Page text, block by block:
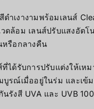
ดำเงางามพร้อมเลนส์
ดล้อม เลนส์ปรับแสงอัตโ
หรือกลางคืน
ที่ได้รับการปรับแต่งให้เห
บูรณ์เมื่ออยู่ในร่ม และเข้
นรังสี UVA และ UVB